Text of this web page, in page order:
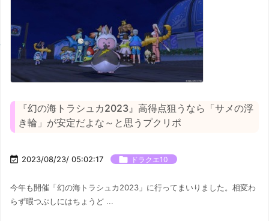
『幻の海トラシュカ2023』高得点狙うなら「サメの浮
き輪」が安定だよな～と思うプクリポ
 2023/08/23/ 05:02:17  ドラクエ10
今年も開催「幻の海トラシュカ2023」に行ってまいりました。相変わ
らず暇つぶしにはちょうど ...